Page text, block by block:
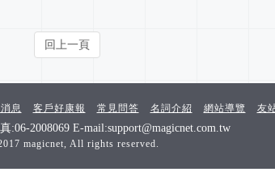
回上一頁
息 客戶好康報 常見問答 名詞介紹 網站導覽 友
:06-2008069 E-mail:support@magicnet.com.tw
magicnet, All rights reserved.